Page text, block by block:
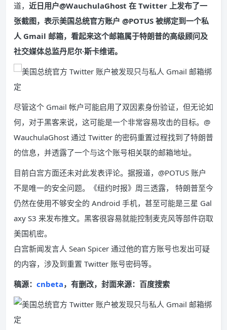
道， 近日用户@WauchulaGhost 在 Twitter 上发布了一
张截图，表示美国总统官方账户 @POTUS 被绑定到一个私
人 Gmail 邮箱，看起来这个邮箱属于特朗普的高级顾问及
社交媒体总监丹尼尔·斯卡维诺。
尽管这个 Gmail 帐户可能启用了双因素身份验证，但无论如
何，对于黑客来说，这可能是一个非常容易攻击的目标。@
WauchulaGhost 通过 Twitter 的密码重置过程找到了特朗普
的信息，并透露了一个与这个账号相关联的邮箱地址。
目前白宫方面还未对此发表评论。据报道，@POTUS 账户
不是唯一的安全问题。《纽约时报》周三透露， 特朗普至今
仍然在使用不够安全的 Android 手机，甚至可能是三星 Gal
axy S3 来发布推文。黑客很容易就能控制麦克风等部件窃取
美国机密。
白宫新闻发言人 Sean Spicer 通过他的官方账号也发出可疑
的内容，涉及到重置 Twitter 账号密码等。
稿源： cnbeta，有删改，封面来源：百度搜索